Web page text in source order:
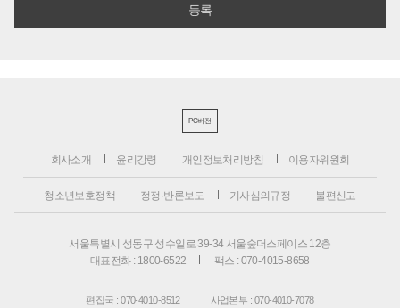
PC버전
회사소개 윤리강령 개인정보처리방침 이용자위원회
청소년보호정책 정정·반론보도 기사심의규정 불편신고
서울특별시 성동구 성수일로 39-34 서울숲더스페이스 12층
대표전화 : 1800-6522
팩스 : 070-4015-8658
편집국 : 070-4010-8512 사업본부 : 070-4010-7078